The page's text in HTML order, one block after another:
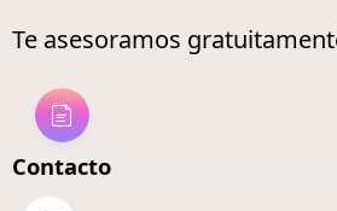
Te asesoramos
Contacto